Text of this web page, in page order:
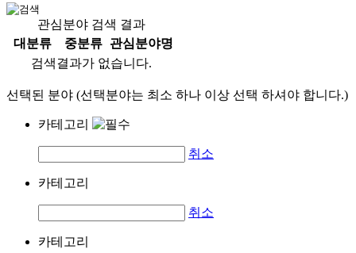
관심분야 검색 결과
대분류
중분류
관심분야명
검색결과가 없습니다.
선택된 분야 (선택분야는 최소 하나 이상 선택 하셔야 합니다.)
카테고리
취소
카테고리
취소
카테고리